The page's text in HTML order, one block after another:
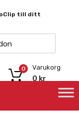
till ditt
Varukorg
0 kr
0